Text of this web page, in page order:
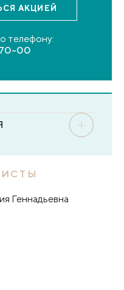
АКЦИЕЙ
телефону:
00